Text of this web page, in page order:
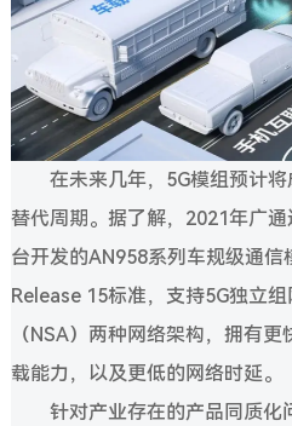
在未来几年，5G模组预计
替代周期。据了解，2021年广
台开发的AN958系列车规级通信
Release 15标准，支持5G独立
（NSA）两种网络架构，拥有
载能力，以及更低的网络时延。
针对产业存在的产品同质化